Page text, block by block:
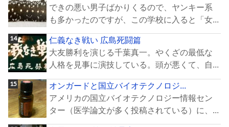
できの悪い男子ばかりくるので、ヤンキー系
も多かったのですが、この学校に入ると「女...
仁義なき戦い 広島死闘篇
大友勝利を演じる千葉真一。やくざの最低な
人格を見事に演技している。頭が悪くて、自...
オンガードと国立バイオテクノロジ...
アメリカの国立バイオテクノロジー情報セン
ター（医学論文が多く投稿されている）に、...